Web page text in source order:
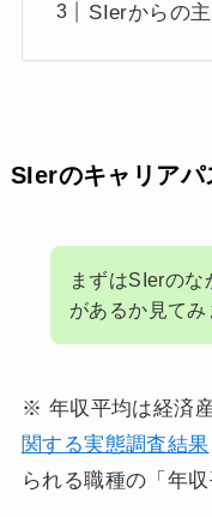
SIerからの
SIerのキャリアパ
まずはSIerのな
があるか見てみ
※ 年収平均は経済
関する実態調査結果
られる職種の「年